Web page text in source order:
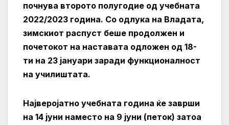
почнува второто полугодие од учебната
2022/2023 година. Со одлука на Владата,
зимскиот распуст беше продолжен и
почетокот на наставата одложен од 18-
ти на 23 јануари заради функционалност
на училиштата.
Најверојатно учебната година ќе заврши
на 14 јуни наместо на 9 јуни (петок) затоа